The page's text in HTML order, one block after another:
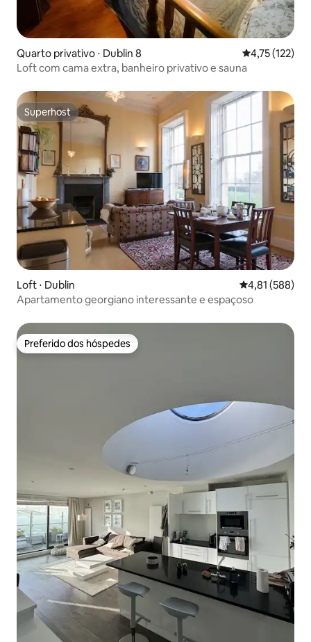
Quarto privativo ⋅ Dublin 8 4,75 de uma
4,75 (122)
Loft com cama extra, banheiro privativo e sauna
Superhost
Superhost
Loft ⋅ Dublin 4,81 de uma
4,81 (588)
Apartamento georgiano interessante e espaçoso
Preferido dos hóspedes
Preferido dos hóspedes